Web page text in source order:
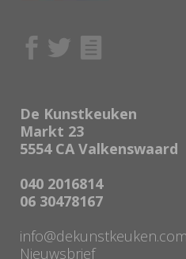
De Kunstkeuken
Markt 23
5554 CA Valkenswaard
040 2016814
06 30478167
info@dekunstkeuken.com
Nieuwsbrief